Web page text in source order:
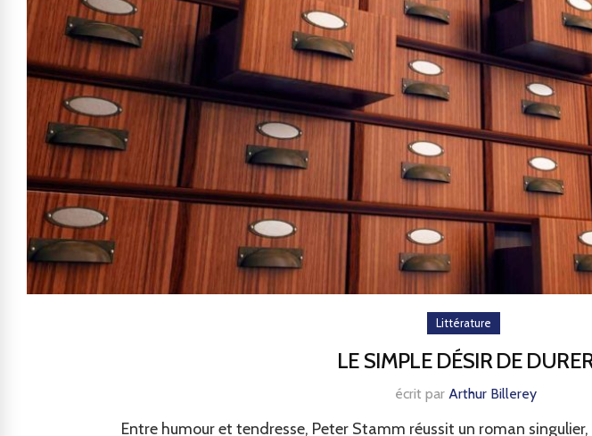
Littérature
LE SIMPLE DÉSIR DE
écrit par Arthur Billerey
Entre humour et tendresse, Peter Stamm réussit un roman